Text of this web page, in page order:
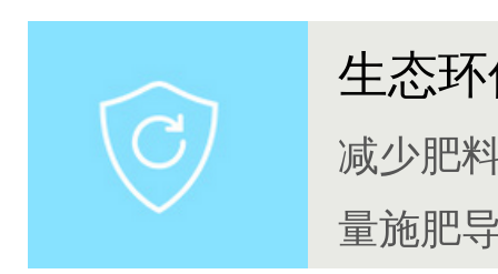
生态
减少肥
量施肥